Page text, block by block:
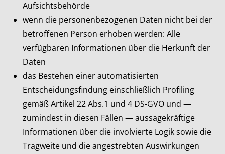
Aufsichtsbehörde
wenn die personenbezogenen Daten nicht bei der
betroffenen Person erhoben werden: Alle
verfügbaren Informationen über die Herkunft der
Daten
das Bestehen einer automatisierten
Entscheidungsfindung einschließlich Profiling
gemäß Artikel 22 Abs.1 und 4 DS-GVO und —
zumindest in diesen Fällen — aussagekräftige
Informationen über die involvierte Logik sowie die
Tragweite und die angestrebten Auswirkungen